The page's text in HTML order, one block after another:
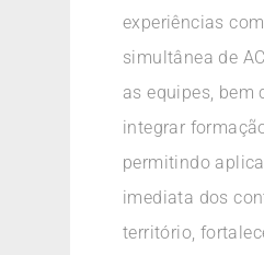
experiências
simultânea de
as equipes, bem
integrar
permitindo
imediata dos
território,